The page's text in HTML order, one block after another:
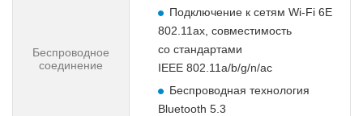
Беспроводное
соединение
Подключение к сетям Wi‑Fi 6E
802.11ax, совместимость
со стандартами
IEEE 802.11a/b/g/n/ac
Беспроводная технология
Bluetooth 5.3